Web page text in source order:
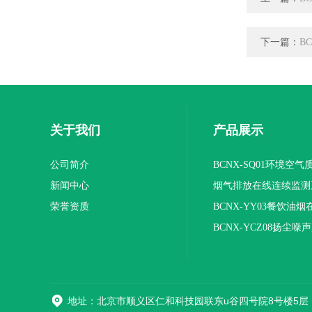
下一篇：
关于我们
公司简介
新闻中心
荣誉资质
产品展示
BCNX-SQ01环境空气
系统
烟气排放在线连续监
BCNX-YY03餐饮油烟
平台
BCNX-YCZ08扬尘噪
地址：北京市顺义区仁和科技园联东u谷四号院8号楼5层